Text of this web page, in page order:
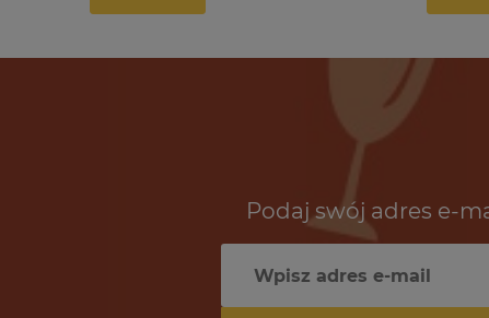
Podaj swój adres e-